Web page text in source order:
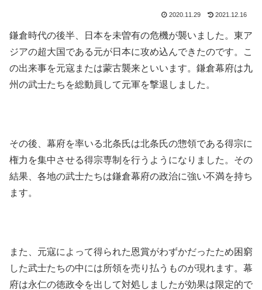
2020.11.29 2021.12.16
鎌倉時代の後半、日本を未曽有の危機が襲いました。東ア
ジアの超大国である元が日本に攻め込んできたのです。こ
の出来事を元寇または蒙古襲来といいます。鎌倉幕府は九
州の武士たちを総動員して元軍を撃退しました。
その後、幕府を率いる北条氏は北条氏の惣領である得宗に
権力を集中させる得宗専制を行うようになりました。その
結果、各地の武士たちは鎌倉幕府の政治に強い不満を持ち
ます。
また、元寇によって得られた恩賞がわずかだったため困窮
した武士たちの中には所領を売り払うものが現れます。幕
府は永仁の徳政令を出して対処しましたが効果は限定的で